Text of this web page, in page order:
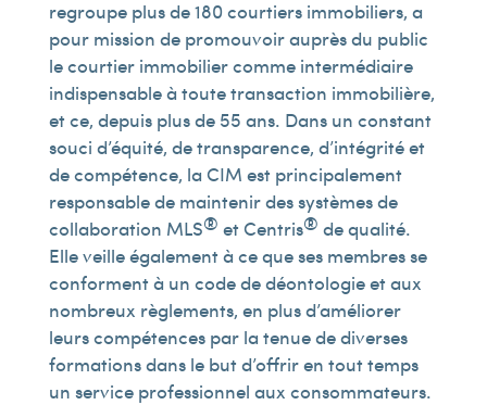
regroupe plus de 180 courtiers immobiliers, a
pour mission de promouvoir auprès du public
le courtier immobilier comme intermédiaire
indispensable à toute transaction immobilière,
et ce, depuis plus de 55 ans. Dans un constant
souci d’équité, de transparence, d’intégrité et
de compétence, la CIM est principalement
responsable de maintenir des systèmes de
collaboration MLS® et Centris® de qualité.
Elle veille également à ce que ses membres se
conforment à un code de déontologie et aux
nombreux règlements, en plus d’améliorer
leurs compétences par la tenue de diverses
formations dans le but d’offrir en tout temps
un service professionnel aux consommateurs.